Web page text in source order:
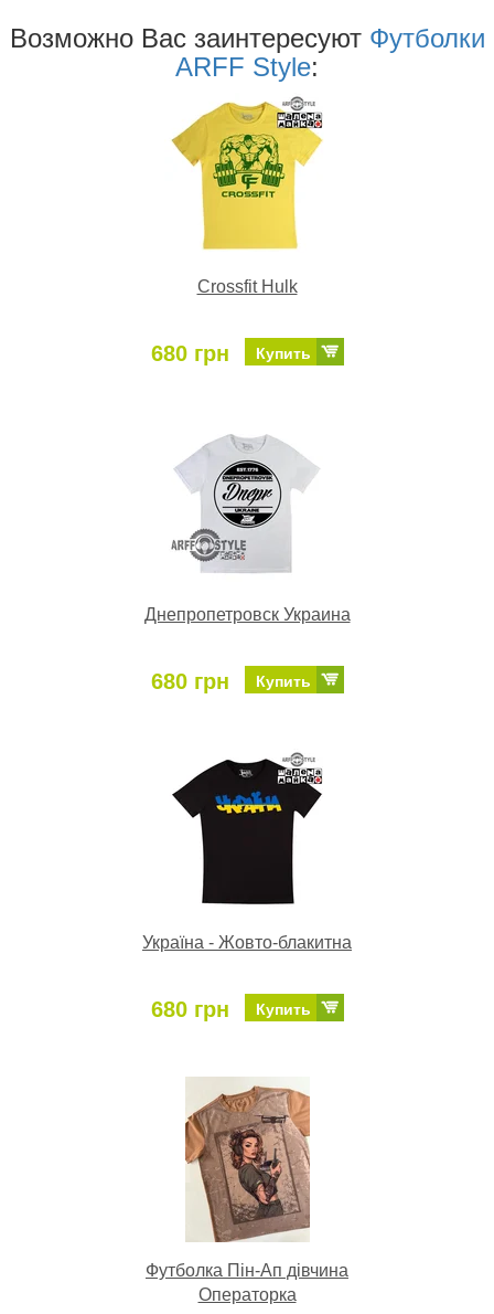
Возможно Ваc заинтересуют Футболки
ARFF Style:
Crossfit Hulk
680 грн Купить
Днепропетровск Украина
680 грн Купить
Україна - Жовто-блакитна
680 грн Купить
Футболка Пін-Ап дівчина
Операторка